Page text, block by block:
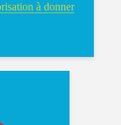
à donner